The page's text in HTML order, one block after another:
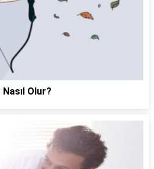
Olur?